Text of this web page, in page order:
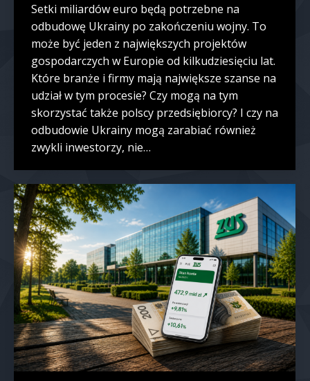
Setki miliardów euro będą potrzebne na
odbudowę Ukrainy po zakończeniu wojny. To
może być jeden z największych projektów
gospodarczych w Europie od kilkudziesięciu lat.
Które branże i firmy mają największe szanse na
udział w tym procesie? Czy mogą na tym
skorzystać także polscy przedsiębiorcy? I czy na
odbudowie Ukrainy mogą zarabiać również
zwykli inwestorzy, nie…